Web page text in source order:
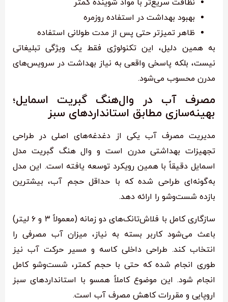
نظافت سریع‌تر با مواد شوینده کمتر
بهبود بهداشت در استفاده روزمره
ظاهر تمیزتر حتی پس از مدت طولانی استفاده
به همین دلیل، این تکنولوژی فقط یک ویژگی تبلیغاتی
نیست، بلکه پاسخی واقعی به نیاز بهداشت در سرویس‌های
مدرن محسوب می‌شود.
مصرف آب در وال‌هنگ گبریت اسمایل؛
بهینه‌سازی مطابق استانداردهای سبز
مدیریت مصرف آب یکی از دغدغه‌های اصلی در طراحی
تجهیزات بهداشتی مدرن است و وال هنگ گبریت مدل
اسمایل دقیقاً با همین رویکرد توسعه یافته است. این مدل
به‌گونه‌ای طراحی شده که با حداقل حجم آب، بیشترین
بازده شست‌وشو را ارائه دهد.
سازگاری کامل با فلاش‌تانک‌های دو زمانه (معمولاً ۳ و ۶ لیتر)
باعث می‌شود کاربر بسته به نیاز، میزان آب مصرفی را
انتخاب کند. طراحی داخلی کاسه و مسیر حرکت آب نیز
طوری انجام شده که حتی با حجم کمتر، شست‌وشو کامل
انجام شود. این موضوع کاملاً همسو با استانداردهای سبز
اروپایی و مقررات کاهش مصرف آب است.